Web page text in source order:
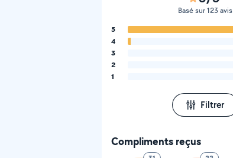
Basé sur 123 avis
5
4
3
2
1
Filtrer
Compliments reçus